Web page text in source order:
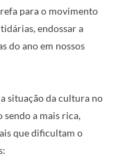
para o movimento
endossar a
do ano em nossos
situação da cultura no
sendo a mais rica,
que dificultam o